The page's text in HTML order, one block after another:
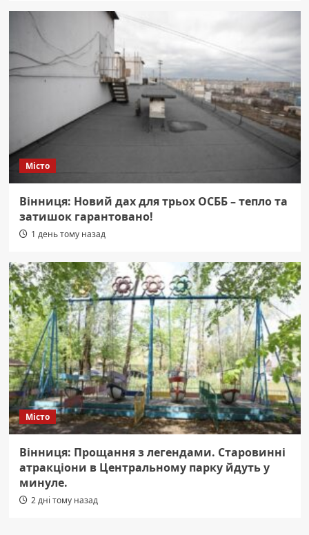
Місто
Вінниця: Новий дах для трьох ОСББ – тепло та
затишок гарантовано!
1 день тому назад
Місто
Вінниця: Прощання з легендами. Старовинні
атракціони в Центральному парку йдуть у
минуле.
2 дні тому назад